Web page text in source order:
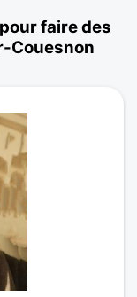
faire des
Couesnon